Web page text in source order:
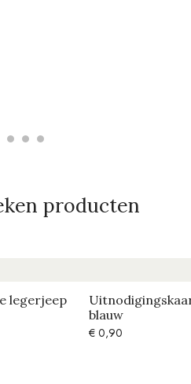
producten
legerjeep
blauw
€ 0,90